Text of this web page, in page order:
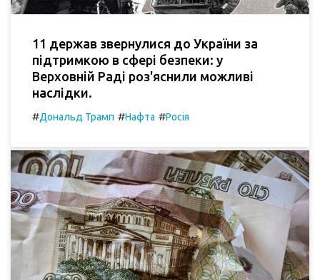
11 держав звернулися до України за
підтримкою в сфері безпеки: у
Верховній Раді роз'яснили можливі
наслідки.
#Дональд Трамп #Нафта #Росія